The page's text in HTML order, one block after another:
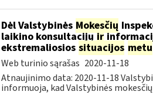
Dėl Valstybinės Mokesčių
laikino konsultacijųir
ekstremaliosios situacijos metu
Web turinio sąrašas 2020-11-18
Atnaujinimo data: 2020-11-18
informuoja, kad Valstybinės